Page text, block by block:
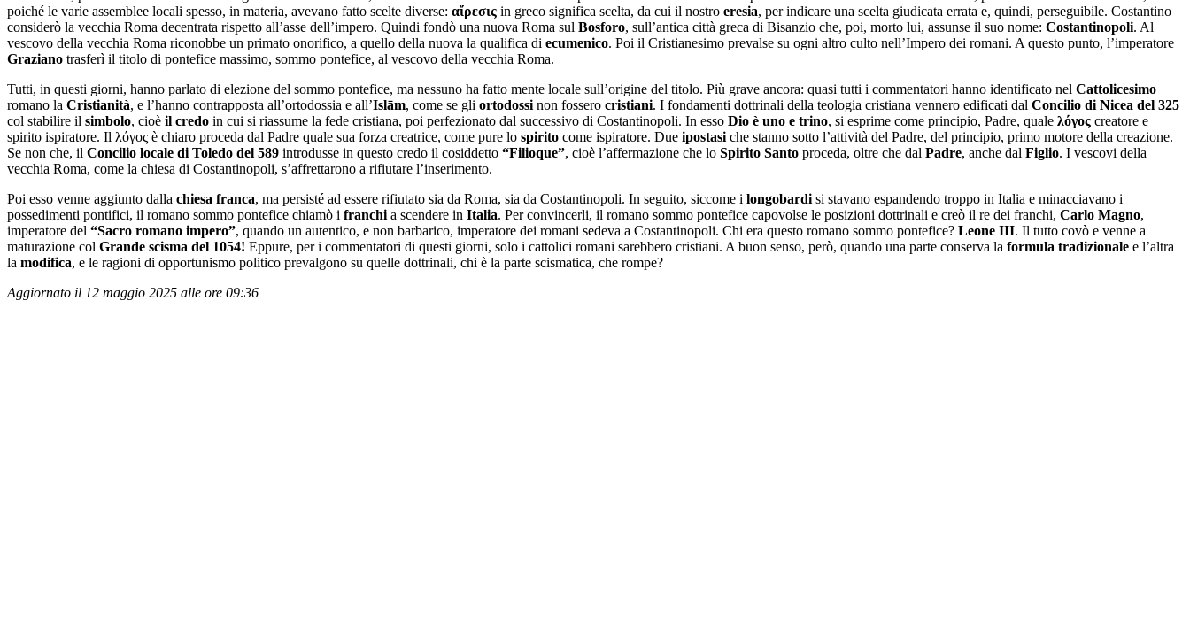
poiché le varie assemblee locali spesso, in materia, avevano fatto scelte diverse: αἴρεσις in greco significa scelta, da cui il nostro eresia, per indicare una scelta giudicata errata e, quindi, perseguibile. Costantino
considerò la vecchia Roma decentrata rispetto all’asse dell’impero. Quindi fondò una nuova Roma sul Bosforo, sull’antica città greca di Bisanzio che, poi, morto lui, assunse il suo nome: Costantinopoli. Al
vescovo della vecchia Roma riconobbe un primato onorifico, a quello della nuova la qualifica di ecumenico. Poi il Cristianesimo prevalse su ogni altro culto nell’Impero dei romani. A questo punto, l’imperatore
Graziano trasferì il titolo di pontefice massimo, sommo pontefice, al vescovo della vecchia Roma.
Tutti, in questi giorni, hanno parlato di elezione del sommo pontefice, ma nessuno ha fatto mente locale sull’origine del titolo. Più grave ancora: quasi tutti i commentatori hanno identificato nel Cattolicesimo
romano la Cristianità, e l’hanno contrapposta all’ortodossia e all’Islām, come se gli ortodossi non fossero cristiani. I fondamenti dottrinali della teologia cristiana vennero edificati dal Concilio di Nicea del 325
col stabilire il simbolo, cioè il credo in cui si riassume la fede cristiana, poi perfezionato dal successivo di Costantinopoli. In esso Dio è uno e trino, si esprime come principio, Padre, quale λόγος creatore e
spirito ispiratore. Il λόγος è chiaro proceda dal Padre quale sua forza creatrice, come pure lo spirito come ispiratore. Due ipostasi che stanno sotto l’attività del Padre, del principio, primo motore della creazione.
Se non che, il Concilio locale di Toledo del 589 introdusse in questo credo il cosiddetto “Filioque”, cioè l’affermazione che lo Spirito Santo proceda, oltre che dal Padre, anche dal Figlio. I vescovi della
vecchia Roma, come la chiesa di Costantinopoli, s’affrettarono a rifiutare l’inserimento.
Poi esso venne aggiunto dalla chiesa franca, ma persisté ad essere rifiutato sia da Roma, sia da Costantinopoli. In seguito, siccome i longobardi si stavano espandendo troppo in Italia e minacciavano i
possedimenti pontifici, il romano sommo pontefice chiamò i franchi a scendere in Italia. Per convincerli, il romano sommo pontefice capovolse le posizioni dottrinali e creò il re dei franchi, Carlo Magno,
imperatore del “Sacro romano impero”, quando un autentico, e non barbarico, imperatore dei romani sedeva a Costantinopoli. Chi era questo romano sommo pontefice? Leone III. Il tutto covò e venne a
maturazione col Grande scisma del 1054! Eppure, per i commentatori di questi giorni, solo i cattolici romani sarebbero cristiani. A buon senso, però, quando una parte conserva la formula tradizionale e l’altra
la modifica, e le ragioni di opportunismo politico prevalgono su quelle dottrinali, chi è la parte scismatica, che rompe?
Aggiornato il 12 maggio 2025 alle ore 09:36